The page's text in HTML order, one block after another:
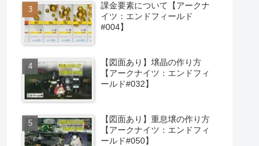
課金要素について【アークナ
イツ：エンドフィールド
#004】
【図面あり】壌晶の作り方
【アークナイツ：エンドフィ
ールド#032】
【図面あり】重息壌の作り方
【アークナイツ：エンドフィ
ールド#050】